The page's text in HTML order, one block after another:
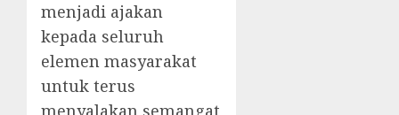
menjadi ajakan
kepada seluruh
elemen masyarakat
untuk terus
menyalakan semangat